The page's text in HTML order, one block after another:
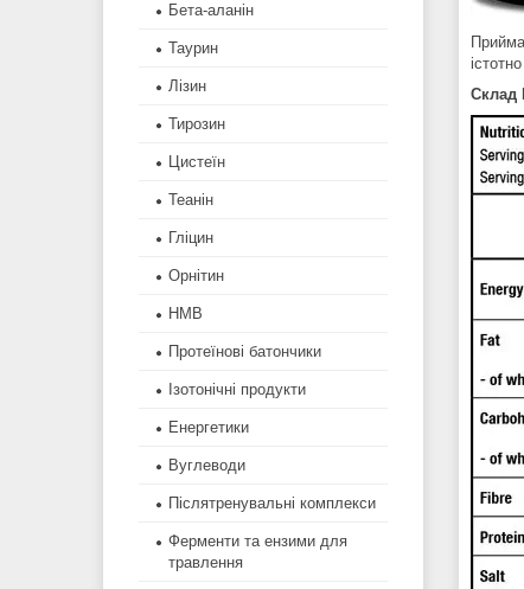
Склад
Бета-аланін
Таурин
Лізин
Тирозин
Цистеїн
Теанін
Гліцин
Орнітин
HMB
Протеїнові батончики
Ізотонічні продукти
Енергетики
Вуглеводи
Післятренувальні комплекси
Ферменти та ензими для
травлення